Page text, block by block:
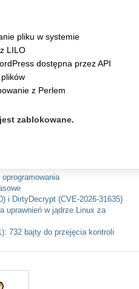
pliku w systemie
LILO
dostępna przez API
z Perlem
zablokowane.
i DirtyDecrypt (CVE-2026-31635)
uprawnień w jądrze Linux za
732 bajty do przejęcia kontroli